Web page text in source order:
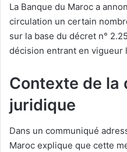
La Banque du Maroc a
circulation un certain
sur la base du décret n°
décision entrant en vigueur
Contexte de la
juridique
Dans un communiqué
Maroc explique que cette